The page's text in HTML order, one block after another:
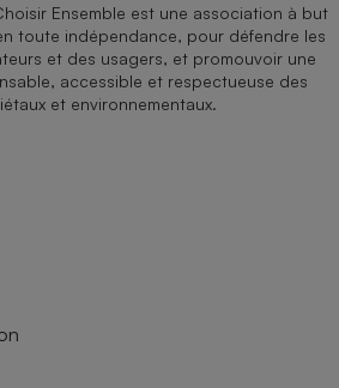
Ensemble est une association à but
toute indépendance, pour défendre les
et des usagers, et promouvoir une
accessible et respectueuse des
et environnementaux.